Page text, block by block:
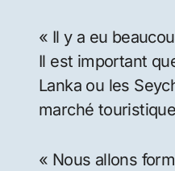
« Il y a eu
Il est important
Lanka ou les
marché
« Nous allons